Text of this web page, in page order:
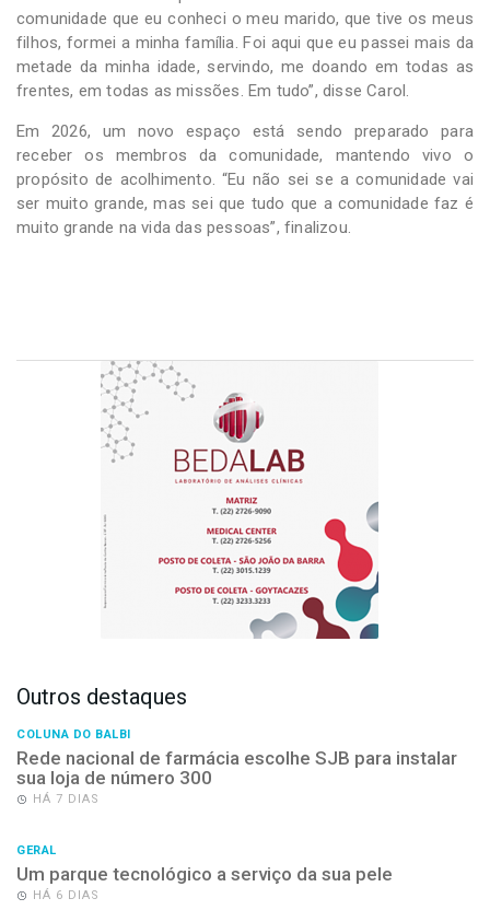
comunidade que eu conheci o meu marido, que tive os meus
filhos, formei a minha família. Foi aqui que eu passei mais da
metade da minha idade, servindo, me doando em todas as
frentes, em todas as missões. Em tudo”, disse Carol.
Em 2026, um novo espaço está sendo preparado para
receber os membros da comunidade, mantendo vivo o
propósito de acolhimento. “Eu não sei se a comunidade vai
ser muito grande, mas sei que tudo que a comunidade faz é
muito grande na vida das pessoas”, finalizou.
Outros destaques
COLUNA DO BALBI
Rede nacional de farmácia escolhe SJB para instalar
sua loja de número 300
HÁ 7 DIAS
GERAL
Um parque tecnológico a serviço da sua pele
HÁ 6 DIAS